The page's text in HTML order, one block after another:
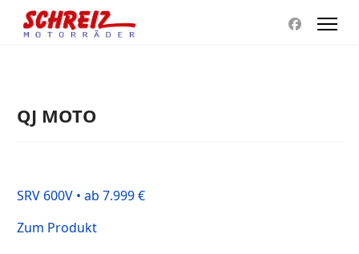
QJ MOTO
SRV 600V • ab 7.999 €
Zum Produkt